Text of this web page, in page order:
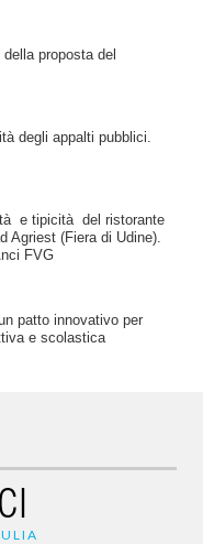
proposta del
degli appalti pubblici.
e tipicità del ristorante
Agriest (Fiera di Udine).
FVG
patto innovativo per
e scolastica